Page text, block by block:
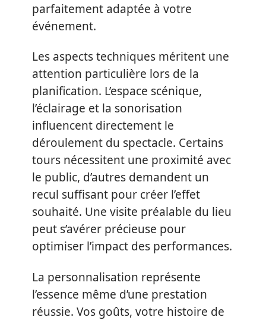
parfaitement adaptée à votre
événement.
Les aspects techniques méritent une
attention particulière lors de la
planification. L’espace scénique,
l’éclairage et la sonorisation
influencent directement le
déroulement du spectacle. Certains
tours nécessitent une proximité avec
le public, d’autres demandent un
recul suffisant pour créer l’effet
souhaité. Une visite préalable du lieu
peut s’avérer précieuse pour
optimiser l’impact des performances.
La personnalisation représente
l’essence même d’une prestation
réussie. Vos goûts, votre histoire de